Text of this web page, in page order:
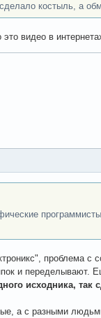
костыль, а
видео в
проблема с
и переделывают.
исходника,
а с разными